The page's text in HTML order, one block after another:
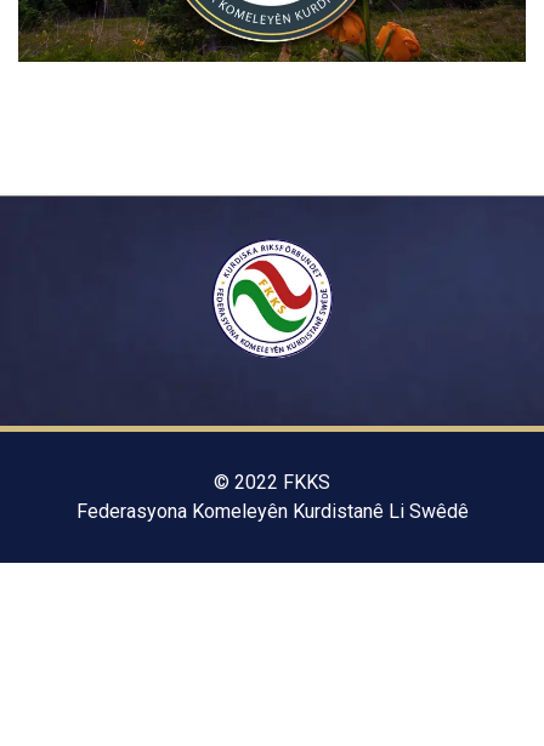
© 2022 FKKS
Federasyona Komeleyên Kurdistanê Li Swêdê